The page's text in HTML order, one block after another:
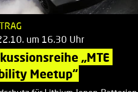
um 16.30 Uhr
„MTE
Meetup“